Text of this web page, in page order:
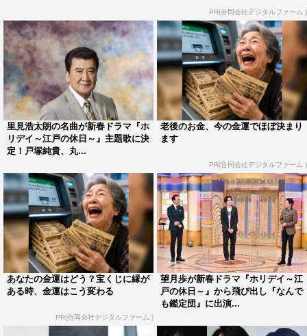
ちゃんと並べるようにといつも以上に気合いが入りまし
た」と。
葵は「時代劇に挑戦してみたいなぁと考えていたタイミン
グでいただいたお話だったので、ご縁を感じましたし、と
てもうれしかったです」と喜びを語っている。
また、現代の鑑定人風の謎の老人と江戸時代の家光の教育
係・大久保彦左衛門を演じるのは、これまで『大江戸捜査
網』『長七郎江戸日記』『忠臣蔵』『水戸黄門』など数多
くの時代劇に出演してきた名優・里見浩太朗。「時代劇フ
ァンがお正月にゆっくり楽しんでいただける、そんなもの
をぜひもう一度やってみたいという思いがずっとあった」
と語る里見は「本格時代劇での大立ち回りは最後」と公言
し、劇中でみごとな殺陣を披露する。
他にも、家光とお仙を取り巻く登場人物としてテレ東人気
ドラマの主演級キャストが出演。魚屋修行をする家光の面
PR(合同会社デジタルファーム )
里見浩太朗の名曲が新春ドラマ『ホ
リデイ～江戸の休日～』主題歌に決
定！戸塚純貴、丸...
老後のお金、今の金運でほぼ決まり
ます
PR(合同会社デジタルファーム )
あなたの金運はどう？宝くじに縁が
ある時、金運はこう変わる
PR(合同会社デジタルファーム )
望月歩が新春ドラマ『ホリデイ～江
戸の休日～』から飛び出し『なんで
も鑑定団』に出演...